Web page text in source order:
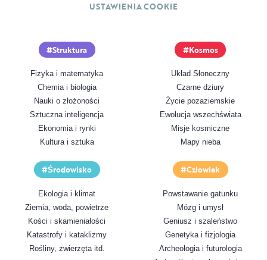
Struktura
Fizyka i matematyka
Chemia i biologia
Nauki o złożoności
Sztuczna inteligencja
Ekonomia i rynki
Kultura i sztuka
Kosmos
Układ Słoneczny
Czarne dziury
Życie pozaziemskie
Ewolucja wszechświata
Misje kosmiczne
Mapy nieba
Środowisko
Ekologia i klimat
Ziemia, woda, powietrze
Kości i skamieniałości
Katastrofy i kataklizmy
Rośliny, zwierzęta itd.
Człowiek
Powstawanie gatunku
Mózg i umysł
Geniusz i szaleństwo
Genetyka i fizjologia
Archeologia i futurologia
USTAWIENIA COOKIE